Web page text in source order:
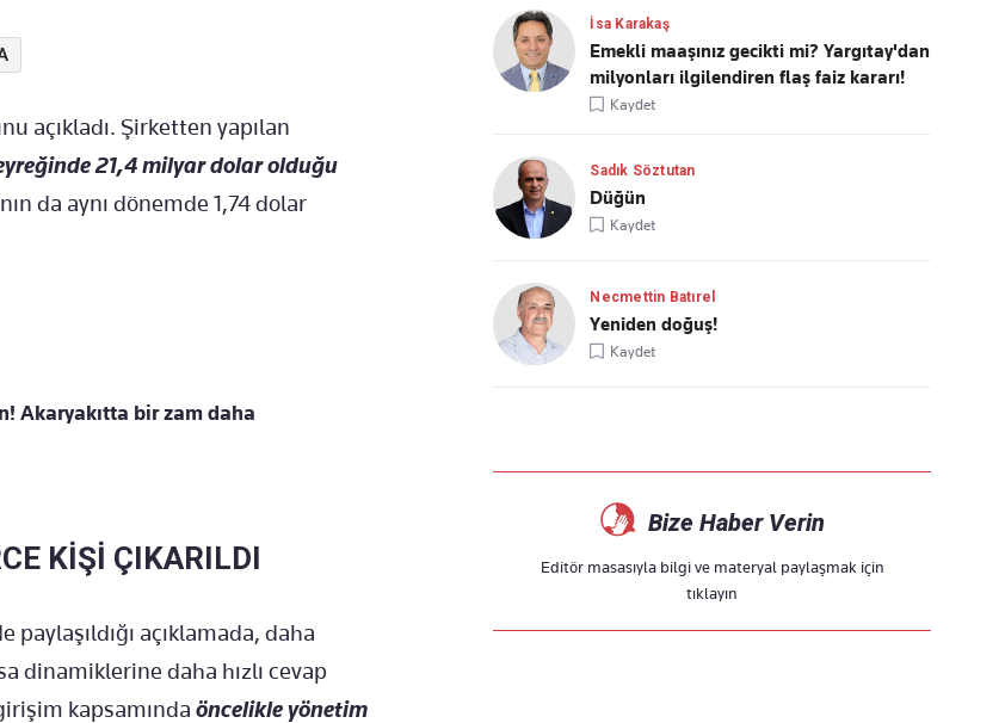
açıkladı. Şirketten yapılan
21,4 milyar dolar olduğu
da aynı dönemde 1,74 dolar
Akaryakıtta bir zam daha
KİŞİ ÇIKARILDI
açıklamada, daha
dinamiklerine daha hızlı cevap
kapsamında öncelikle yönetim
İsa Karakaş
Emekli maaşınız gecikti mi? Yargıtay'dan
milyonları ilgilendiren flaş faiz kararı!
Kaydet
Sadık Söztutan
Düğün
Kaydet
Necmettin Batırel
Yeniden doğuş!
Kaydet
Bize Haber Verin
Editör masasıyla bilgi ve materyal paylaşmak için
tıklayın